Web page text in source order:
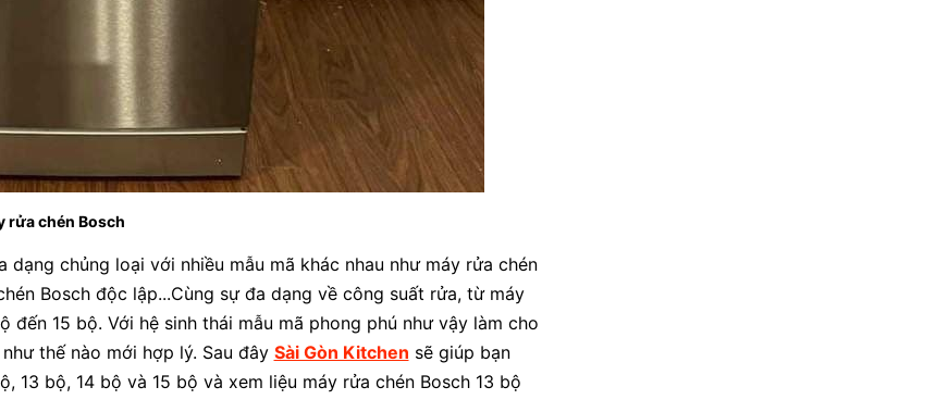
rửa chén Bosch
chủng loại với nhiều mẫu mã khác nhau như máy rửa chén
Bosch độc lập...Cùng sự đa dạng về công suất rửa, từ máy
đến 15 bộ. Với hệ sinh thái mẫu mã phong phú như vậy làm cho
thế nào mới hợp lý. Sau đây Sài Gòn Kitchen sẽ giúp bạn
13 bộ, 14 bộ và 15 bộ và xem liệu máy rửa chén Bosch 13 bộ